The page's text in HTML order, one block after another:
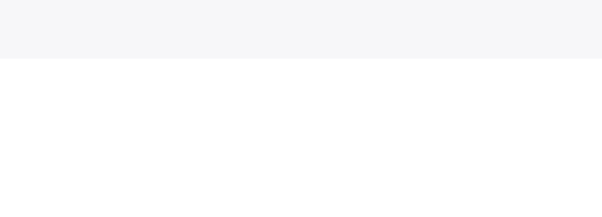
Search รับทำSEOรายเดือน
รีประกาศ ที่เดียวในเมืองไทย
ติดAI โพสต์ประกาศบ้านที่ดินฟรี SEOขายบ้าน รับจ้างโพสต์บ้านที่ดินติดหน้า1goolge ราค